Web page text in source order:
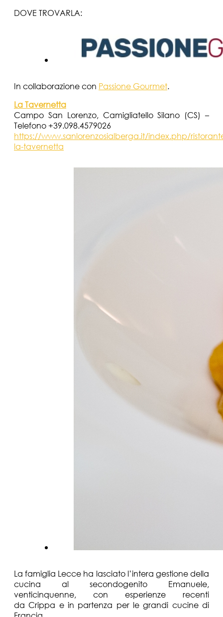
DOVE TROVARLA:
In collaborazione con Passione Gourmet.
La Tavernetta
Campo San Lorenzo, Camigliatello Silano (CS) –
Telefono +39.098.4579026
https://www.sanlorenzosialberga.it/index.php/
la-tavernetta
La famiglia Lecce ha lasciato l’intera gestione della
cucina al secondogenito Emanuele,
venticinquenne, con esperienze recenti
da Crippa e in partenza per le grandi cucine di